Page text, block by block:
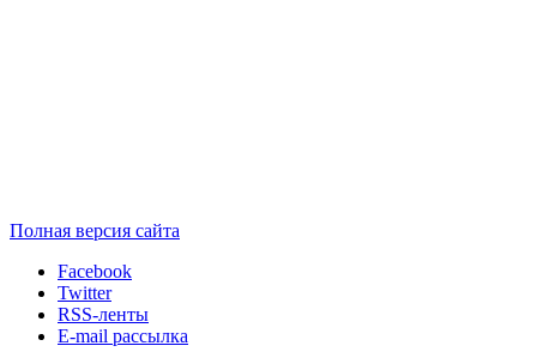
Полная версия сайта
Facebook
Twitter
RSS-ленты
E-mail рассылка